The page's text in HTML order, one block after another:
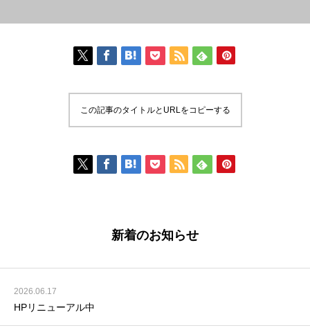
この記事のタイトルとURLをコピーする
新着のお知らせ
2026.06.17
HPリニューアル中